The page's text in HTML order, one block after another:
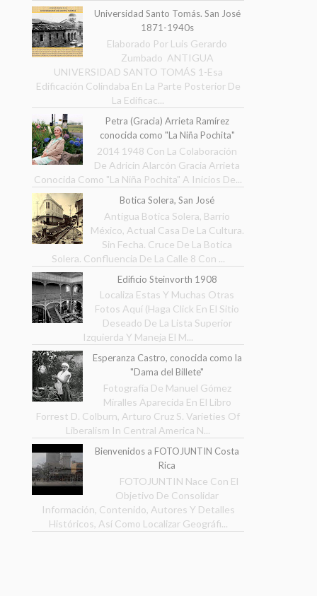
Universidad Santo Tomás. San José
1871-1940s
Elaborado Por Luis Gerardo
Zumbado ANTIGUA
UNIVERSIDAD SANTO TOMÁS 1-Esa
Edificación Colindaba En La Parte Posterior De
La Edificac...
Petra (Gracia) Arrieta Ramírez
conocida como "La Niña Pochita"
2014 1948 Con La Colaboración
De Adricin Alarcón Gracia Arrieta
Conocida Como "La Niña Pochita" A Inicios De...
Botica Solera, San José
Antigua Botica Solera, Barrio
México, Actual Casa De La Cultura.
Sin Fecha. Cruce De La Botica
Solera. Confluencia De La Calle 8 Con ...
Edificio Steinvorth 1908
Localiza Estas Y Muchas Otras
Fotos Aquí (Haga Click En El Sitio
Deseado De La Lista Superior
Izquierda Y Maneja El M...
Esperanza Castro, conocida como la
"Dama del Billete"
Fotografía De Manuel Gómez
Miralles Aparecida En El Libro
Forrest D. Colburn, Arturo Cruz S. Varieties Of
Liberalism In Central America N...
Bienvenidos a FOTOJUNTIN Costa
Rica
FOTOJUNTIN Nace Con El
Objetivo De Consolidar
Información, Contenido, Autores Y Detalles
Históricos, Así Como Localizar Geográfi...